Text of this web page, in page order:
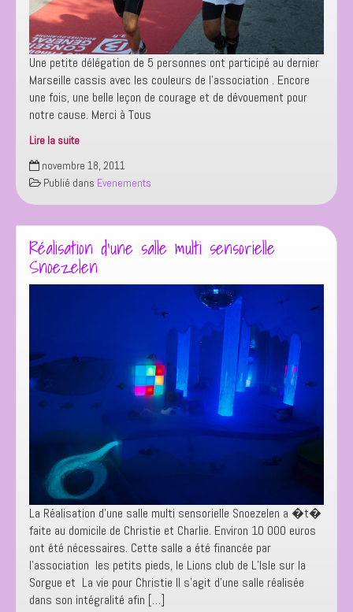
Une petite délégation de 5 personnes ont participé au dernier
Marseille cassis avec les couleurs de l’association . Encore
une fois, une belle leçon de courage et de dévouement pour
notre cause. Merci à Tous
Lire la suite
Marseille
–
Cassis
2011
novembre 18, 2011
Publié dans Evenements
Réalisation d’une salle multi sensorielle
Snoezelen
La Réalisation d’une salle multi sensorielle Snoezelen a �t�
faite au domicile de Christie et Charlie. Environ 10 000 euros
ont été nécessaires. Cette salle a été financée par
l’association les petits pieds, le Lions club de L’Isle sur la
Sorgue et La vie pour Christie Il s’agit d’une salle réalisée
dans son intégralité afin […]